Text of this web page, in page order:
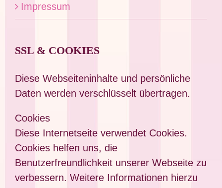
Impressum
SSL & COOKIES
Diese Webseiteninhalte und persönliche
Daten werden verschlüsselt übertragen.
Cookies
Diese Internetseite verwendet Cookies.
Cookies helfen uns, die
Benutzerfreundlichkeit unserer Webseite zu
verbessern. Weitere Informationen hierzu